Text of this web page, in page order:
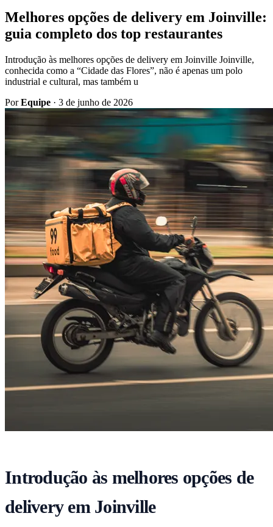
Melhores opções de delivery em Joinville:
guia completo dos top restaurantes
Introdução às melhores opções de delivery em Joinville Joinville,
conhecida como a “Cidade das Flores”, não é apenas um polo
industrial e cultural, mas também u
PorEquipe · 3 de junho de 2026
Introdução às melhores opções de
delivery em Joinville